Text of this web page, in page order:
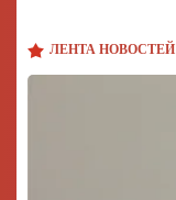
ЛЕНТА НОВОСТЕЙ